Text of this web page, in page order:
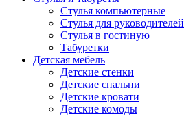
Стулья компьютерные
Стулья для руководителей
Стулья в гостиную
Табуретки
Детская мебель
Детские стенки
Детские спальни
Детские кровати
Детские комоды